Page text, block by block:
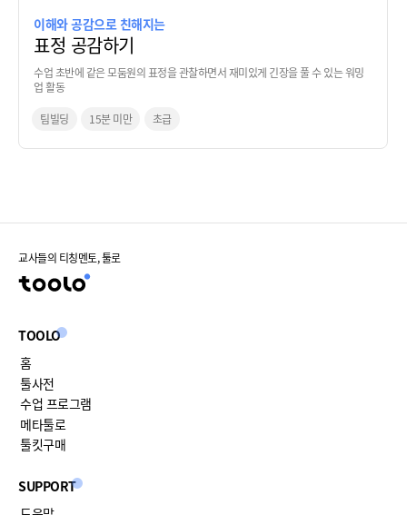
이해와 공감으로 친해지는
표정 공감하기
수업 초반에 같은 모둠원의 표정을 관찰하면서 재미있게 긴장을 풀 수 있는 워밍
업 활동
팀빌딩 15분 미만 초급
교사들의 티칭멘토, 툴로
TOOLO
홈
툴사전
수업 프로그램
메타툴로
툴킷구매
SUPPORT